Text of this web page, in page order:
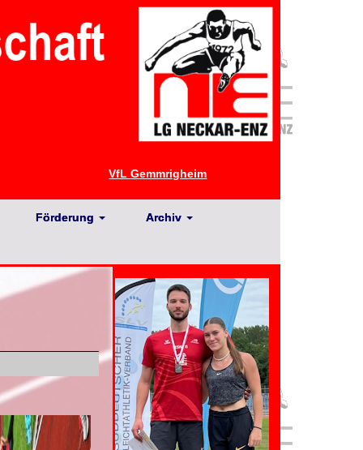
VfL Gemmrigheim
Förderung Archiv